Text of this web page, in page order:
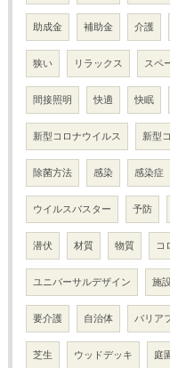
助成金 補助金 介護
狭い リラックス スペ
間接照明 快適 快眠
新型コロナウイルス 新型
除菌方法 感染 感染症
ウイルスバスター 予防
潜伏 材質 物質 コ
ユニバーサルデザイン 施
要介護 自治体 バリア
芝生 ウッドデッキ 庭